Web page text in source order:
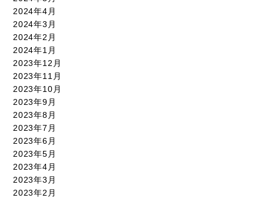
2024年4月
2024年3月
2024年2月
2024年1月
2023年12月
2023年11月
2023年10月
2023年9月
2023年8月
2023年7月
2023年6月
2023年5月
2023年4月
2023年3月
2023年2月